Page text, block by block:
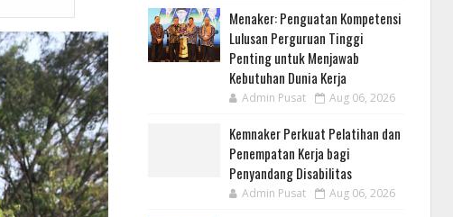
Menaker: Penguatan Kompetensi
Lulusan Perguruan Tinggi
Penting untuk Menjawab
Kebutuhan Dunia Kerja
Admin Pusat Aug 06, 2026
Kemnaker Perkuat Pelatihan dan
Penempatan Kerja bagi
Penyandang Disabilitas
Admin Pusat Aug 06, 2026